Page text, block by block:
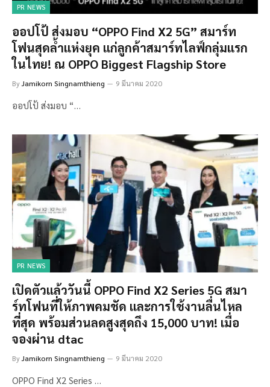
PR NEWS
ออปโป้ ส่งมอบ “OPPO Find X2 5G” สมาร์ท
โฟนสุดล้ำแห่งยุค แก่ลูกค้าสมาร์ทไลฟ์กลุ่มแรก
ในไทย! ณ OPPO Biggest Flagship Store
ByJamikorn Singnamthieng 9 มีนาคม 2020
ออปโป้ ส่งมอบ “…
PR NEWS
เปิดตัวแล้ววันนี้ OPPO Find X2 Series 5G สมา
ร์ทโฟนที่ให้ภาพคมชัด และการใช้งานลื่นไหล
ที่สุด พร้อมส่วนลดสูงสุดถึง 15,000 บาท! เมื่อ
จองผ่าน dtac
ByJamikorn Singnamthieng 9 มีนาคม 2020
OPPO Find X2 Series …